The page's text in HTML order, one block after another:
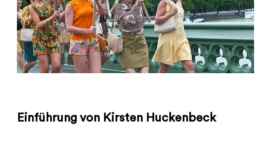
Einführung von Kirsten Huckenbeck